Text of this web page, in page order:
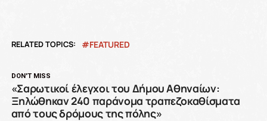
RELATED TOPICS: FEATURED
DON'T MISS
«Σαρωτικοί έλεγχοι του Δήμου Αθηναίων:
Ξηλώθηκαν 240 παράνομα τραπεζοκαθίσματα
από τους δρόμους της πόλης»